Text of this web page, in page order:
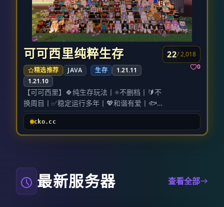
变，风景探索、居家建造、大型红石工程均有
绝佳环境，是长期定居开荒的优质服务器。
全服分区玩法介绍 【生存一区｜自定义群系探
索服】 核心版本 21.11 搭载定制数据包，海量
原创特色地形与多元群系，原生态开放式生
存，地图随机度高、探索感拉满，适合偏爱开
荒探险、自由散人游玩的玩家。
【生存二区｜满血生电优化服】 核心版本 26.2
底层深度性能优化，实现低延迟流畅运行，完
整支持满血红石生电；搭载领地保护系统与趣
味 PVP 机制，红石工程建造、玩家竞技对战、
休闲生存玩法三者兼顾，多元玩法融为一体，
全新增设任务板块，丰富游戏成长路线。
属开局空岛地图，从零搭建自动化流水线、打
造专属空岛产业，面向喜爱科技钻研、长线空
岛养成的玩家。
可可西里纯粹生存
精选推荐 JAVA 生存
1.21.11
1.21.10
【可可西里】🍀纯生存玩法丨⭐不删档丨🔰不
换周目丨✅稳定运行多年丨💖和谐有爱丨🐟
全新钓鱼玩法丨📚更多附魔丨🌋建筑党狂欢
丨💎趣味答题丨🌍多种地图可选丨🍭无需
MOD丨
QQ交流群：181598999
不删档.不换周目.不跑路.不肝不氪.养老生存
22/ 2,018
0
cko.cc
最新服务器 查看全部